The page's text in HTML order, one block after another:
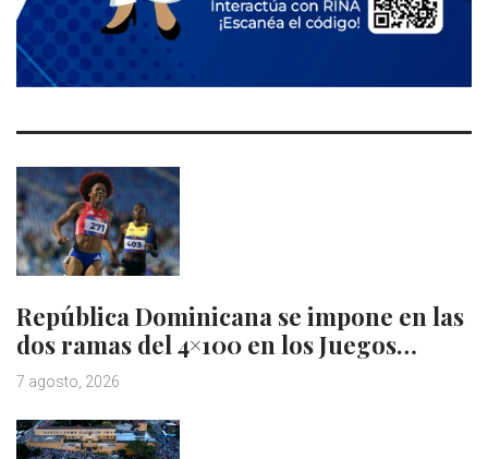
República Dominicana se impone en las
dos ramas del 4×100 en los Juegos…
7 agosto, 2026